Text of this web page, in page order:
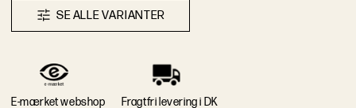
SEALLEVAR ANTER
E-mærket webshop Fragtfri levering i DK